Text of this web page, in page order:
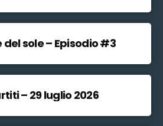
del sole – Episodio #3
– 29 luglio 2026